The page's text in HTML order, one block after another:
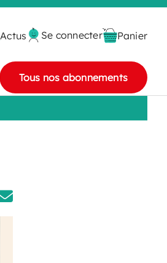
Actus Se connecter Panier
Tous nos abonnements